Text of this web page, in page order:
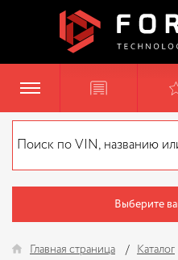
Выберите
Главная страница Каталог